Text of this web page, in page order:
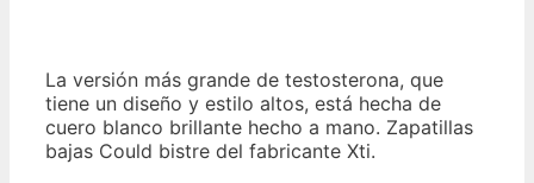
La versión más grande de testosterona, que
tiene un diseño y estilo altos, está hecha de
cuero blanco brillante hecho a mano. Zapatillas
bajas Could bistre del fabricante Xti.